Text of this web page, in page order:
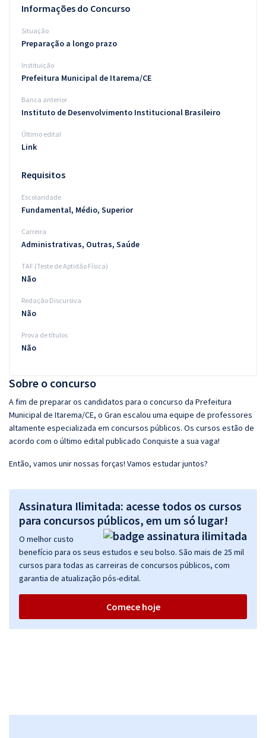
Questões grátis
Conteúdo gratuito
Aprovados
Atendimento
Sobre o concurso
A fim de preparar os candidatos para o concurso da Prefeitura
Municipal de Itarema/CE, o Gran escalou uma equipe de professores
altamente especializada em concursos públicos. Os cursos estão de
acordo com o último edital publicado Conquiste a sua vaga!
Então, vamos unir nossas forças! Vamos estudar juntos?
Assinatura Ilimitada: acesse todos os cursos
para concursos públicos, em um só lugar!
O melhor custo
benefício para os seus estudos e seu bolso. São mais de 25 mil
cursos para todas as carreiras de concursos públicos, com
garantia de atualização pós-edital.
Comece hoje
Informações do Concurso
Situação
Preparação a longo prazo
Instituição
Prefeitura Municipal de Itarema/CE
Banca anterior
Instituto de Desenvolvimento Institucional Brasileiro
Último edital
Link
Requisitos
Escolaridade
Fundamental, Médio, Superior
Carreira
Administrativas, Outras, Saúde
TAF (Teste de Aptidão Física)
Não
Redação Discursiva
Não
Prova de títulos
Não